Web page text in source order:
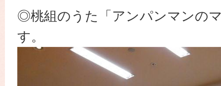
◎桃組のうた「アンパンマンの
す。